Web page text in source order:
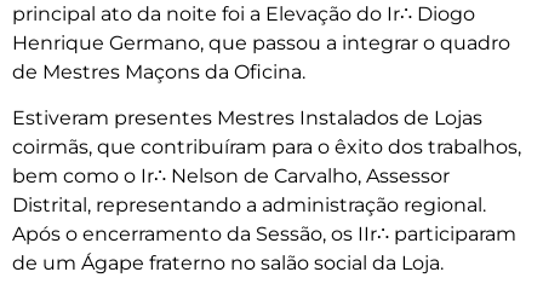
principal ato da noite foi a Elevação do Ir∴ Diogo
Henrique Germano, que passou a integrar o quadro
de Mestres Maçons da Oficina.
Estiveram presentes Mestres Instalados de Lojas
coirmãs, que contribuíram para o êxito dos trabalhos,
bem como o Ir∴ Nelson de Carvalho, Assessor
Distrital, representando a administração regional.
Após o encerramento da Sessão, os IIr∴ participaram
de um Ágape fraterno no salão social da Loja.